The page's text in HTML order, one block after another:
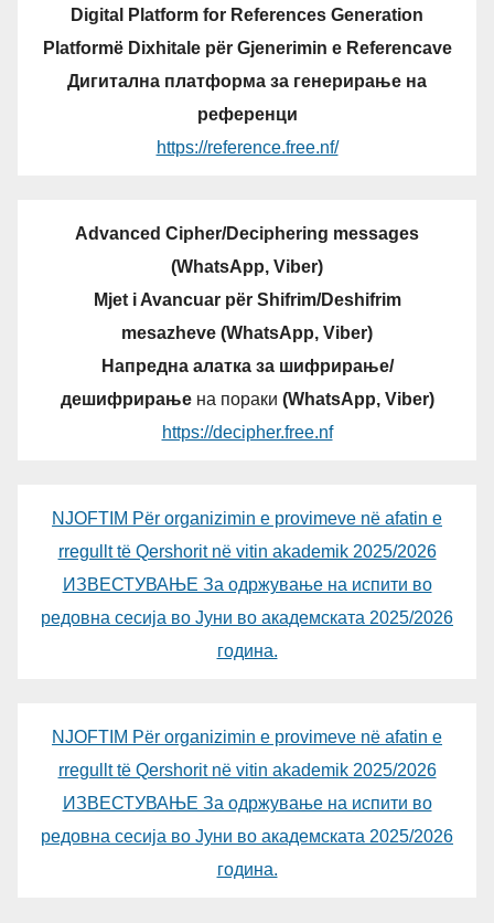
Digital Platform for References Generation
Platformë Dixhitale për Gjenerimin e Referencave
Дигитална платформа за генерирање на
референци
https://reference.free.nf/
Advanced Cipher/Deciphering messages
(WhatsApp, Viber)
Mjet i Avancuar për Shifrim/Deshifrim
mesazheve (WhatsApp, Viber)
Напредна алатка за шифрирање/
дешифрирањена пораки (WhatsApp, Viber)
https://decipher.free.nf
NJOFTIM Për organizimin e provimeve në afatin e
rregullt të Qershorit në vitin akademik 2025/2026
ИЗВЕСТУВАЊЕ За одржување на испити во
редовна сесија во Јуни во академската 2025/2026
година.
NJOFTIM Për organizimin e provimeve në afatin e
rregullt të Qershorit në vitin akademik 2025/2026
ИЗВЕСТУВАЊЕ За одржување на испити во
редовна сесија во Јуни во академската 2025/2026
година.